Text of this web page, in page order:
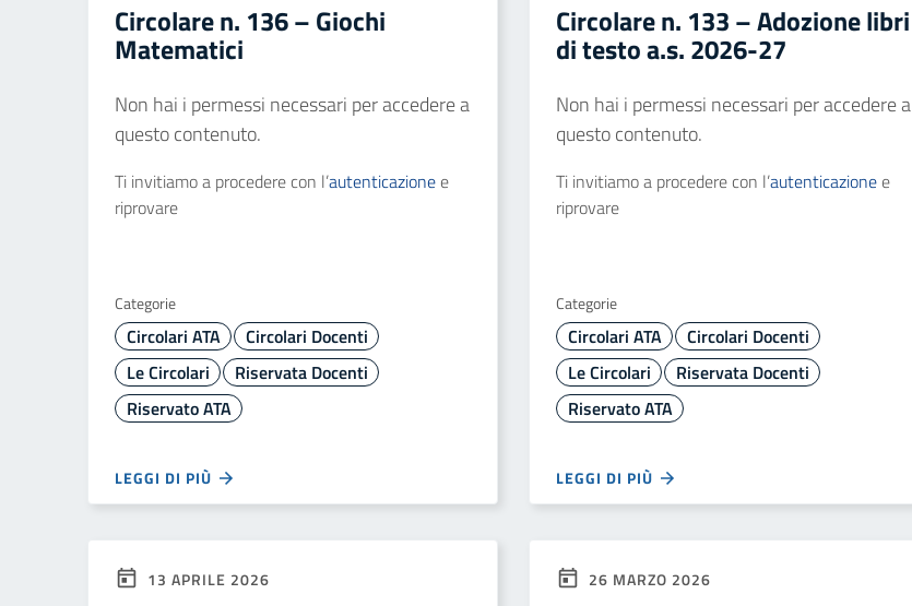
Circolare n. 136 – Giochi
Matematici
Non hai i permessi necessari per accedere a
questo contenuto.
Ti invitiamo a procedere con l’autenticazionee
riprovare
Categorie
Circolari ATA
Circolari Docenti
Le Circolari
Riservata Docenti
Riservato ATA
LEGGI DI PIÙ
Circolare n. 133 – Adozione libri
di testo a.s. 2026-27
Non hai i permessi necessari per accedere a
questo contenuto.
Ti invitiamo a procedere con l’autenticazionee
riprovare
Categorie
Circolari ATA
Circolari Docenti
Le Circolari
Riservata Docenti
Riservato ATA
LEGGI DI PIÙ
13 APRILE 2026 26 MARZO 2026